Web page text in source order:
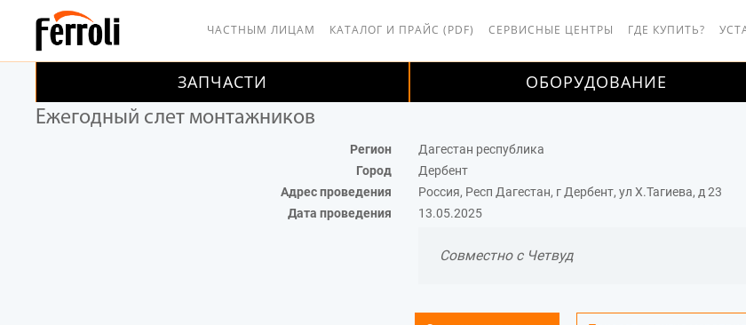
ЧАСТНЫМ ЛИЦАМ КАТАЛОГ И ПРАЙС (PDF) СЕРВИСНЫЕ ЦЕНТРЫ ГДЕ КУПИТЬ?
ЗАПЧАСТИ ОБОРУДОВАНИЕ
Ежегодный слет монтажников
Регион
Дагестан республика
Город
Дербент
Адрес проведения
Россия, Респ Дагестан, г Дербент, ул Х.Тагиева, д 23
Дата проведения
13.05.2025
Совместно с Четвуд